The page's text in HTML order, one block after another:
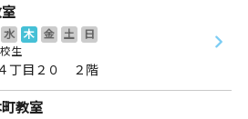
水 木 金 土
日
生
丁目２０ ２階
教室